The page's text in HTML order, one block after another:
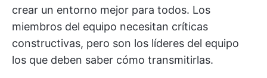
crear un entorno mejor para todos. Los
miembros del equipo necesitan críticas
constructivas, pero son los líderes del equipo
los que deben saber cómo transmitirlas.